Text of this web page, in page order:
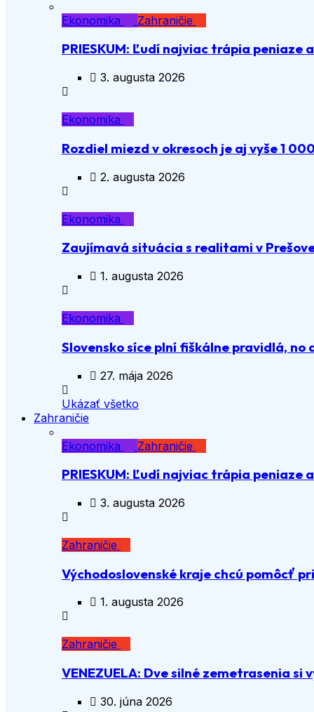
Ekonomika
Zahraničie
PRIESKUM: Ľudí najviac trápia
3. augusta 2026
Ekonomika
Rozdiel miezd v okresoch je aj vyše 1
2. augusta 2026
Ekonomika
Zaujímavá situácia s realitami v
1. augusta 2026
Ekonomika
Slovensko síce plní fiškálne pravidlá,
27. mája 2026
Ukázať všetko
Zahraničie
Ekonomika
Zahraničie
PRIESKUM: Ľudí najviac trápia
3. augusta 2026
Zahraničie
Východoslovenské kraje chcú pomôcť
1. augusta 2026
Zahraničie
VENEZUELA: Dve silné zemetrasenia
30. júna 2026